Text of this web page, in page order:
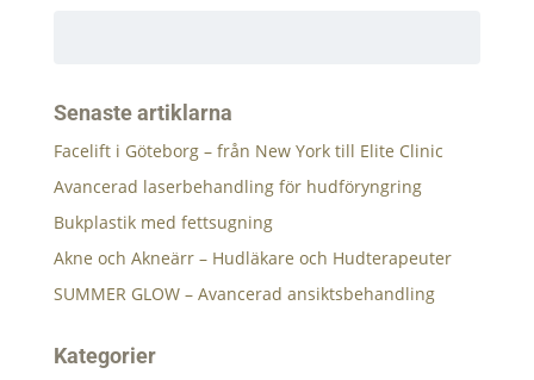
Senaste artiklarna
Facelift i Göteborg – från New York till Elite Clinic
Avancerad laserbehandling för hudföryngring
Bukplastik med fettsugning
Akne och Akneärr – Hudläkare och Hudterapeuter
SUMMER GLOW – Avancerad ansiktsbehandling
Kategorier